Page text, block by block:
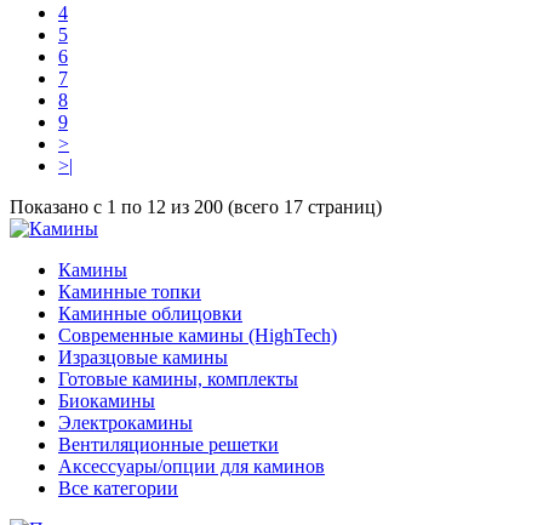
4
5
6
7
8
9
>
>|
Показано с 1 по 12 из 200 (всего 17 страниц)
Камины
Каминные топки
Каминные облицовки
Современные камины (HighTech)
Изразцовые камины
Готовые камины, комплекты
Биокамины
Электрокамины
Вентиляционные решетки
Аксессуары/опции для каминов
Все категории